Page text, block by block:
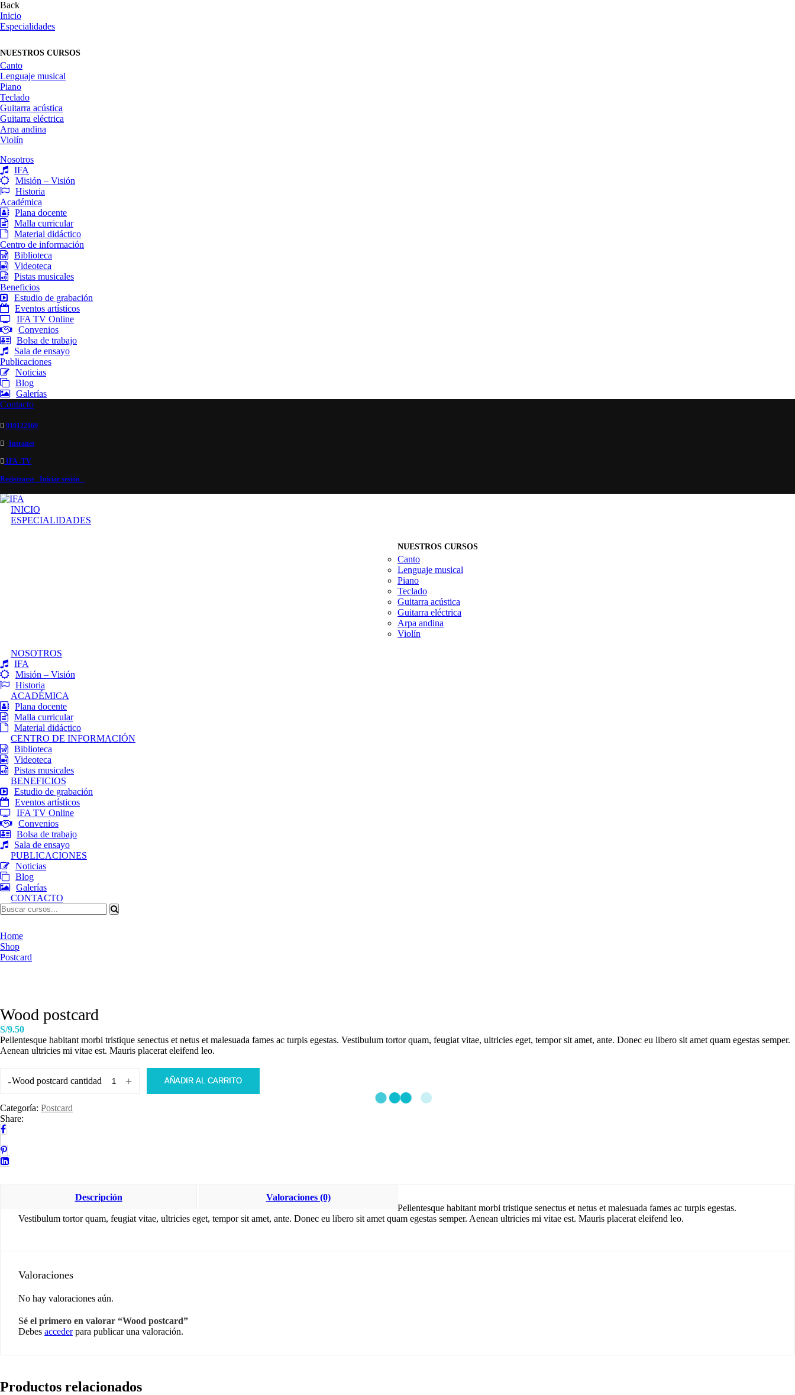
Back
Inicio
Especialidades
NUESTROS CURSOS
Canto
Lenguaje musical
Piano
Teclado
Guitarra acústica
Guitarra eléctrica
Arpa andina
Violín
Nosotros
IFA
Misión – Visión
Historia
Académica
Plana docente
Malla curricular
Material didáctico
Centro de información
Biblioteca
Videoteca
Pistas musicales
Beneficios
Estudio de grabación
Eventos artísticos
IFA TV Online
Convenios
Bolsa de trabajo
Sala de ensayo
Publicaciones
Noticias
Blog
Galerías
Contacto
910122169
Intranet
IFA -TV
Registrarse Iniciar sesión
INICIO
ESPECIALIDADES
NUESTROS CURSOS
Canto
Lenguaje musical
Piano
Teclado
Guitarra acústica
Guitarra eléctrica
Arpa andina
Violín
NOSOTROS
IFA
Misión – Visión
Historia
ACADÉMICA
Plana docente
Malla curricular
Material didáctico
CENTRO DE INFORMACIÓN
Biblioteca
Videoteca
Pistas musicales
BENEFICIOS
Estudio de grabación
Eventos artísticos
IFA TV Online
Convenios
Bolsa de trabajo
Sala de ensayo
PUBLICACIONES
Noticias
Blog
Galerías
CONTACTO
Home
Shop
Postcard
Wood postcard
S/9.50
Pellentesque habitant morbi tristique senectus et netus et malesuada fames ac turpis egestas. Vestibulum tortor quam, feugiat vitae, ultricies eget, tempor sit amet, ante. Donec eu libero sit amet quam egestas semper.
Aenean ultricies mi vitae est. Mauris placerat eleifend leo.
-Wood postcard cantidad + AÑADIR AL CARRITO
Categoría: Postcard
Share:
Descripción
Valoraciones (0)
Pellentesque habitant morbi tristique senectus et netus et malesuada fames ac turpis egestas.
Vestibulum tortor quam, feugiat vitae, ultricies eget, tempor sit amet, ante. Donec eu libero sit amet quam egestas semper. Aenean ultricies mi vitae est. Mauris placerat eleifend leo.
Valoraciones
No hay valoraciones aún.
Sé el primero en valorar “Wood postcard”
Debes accederpara publicar una valoración.
Productos relacionados